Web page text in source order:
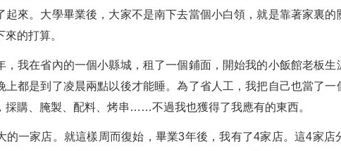
起來。大學畢業後，大家不是南下去當個小白領，就是靠著家裏
的打算。
，我在省內的一個小縣城，租了一個鋪面，開始我的小飯館老板
上都是到了凌晨兩點以後才能睡。為了省人工，我把自己也當了
採購、腌製、配料、烤串……不過我也獲得了我應有的東西。
的一家店。就這樣周而復始，畢業3年後，我有了4家店。這4家